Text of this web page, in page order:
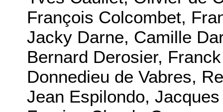
François Colcombet,
Jacky Darne, Camille
Bernard Derosier,
Donnedieu de Vabres,
Jean Espilondo,